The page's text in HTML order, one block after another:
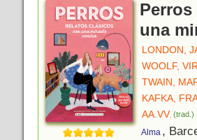
una
LONDON,
WOOLF,
TWAIN,
KAFKA,
AA.VV. (trad.)
Alma ,